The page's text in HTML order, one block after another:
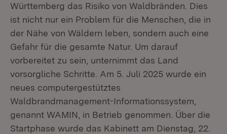
Württemberg das Risiko von Waldbränden. Dies
ist nicht nur ein Problem für die Menschen, die in
der Nähe von Wäldern leben, sondern auch eine
Gefahr für die gesamte Natur. Um darauf
vorbereitet zu sein, unternimmt das Land
vorsorgliche Schritte. Am 5. Juli 2025 wurde ein
neues computergestütztes
Waldbrandmanagement-Informationssystem,
genannt WAMIN, in Betrieb genommen. Über die
Startphase wurde das Kabinett am Dienstag, 22.